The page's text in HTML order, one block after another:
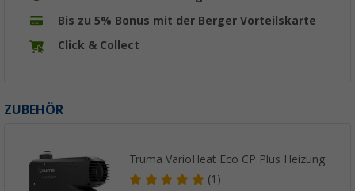
Bis zu 5% Bonus mit der Berger Vorteilskarte
Click & Collect
ZUBEHÖR
Truma VarioHeat Eco CP Plus Heizung
(1)